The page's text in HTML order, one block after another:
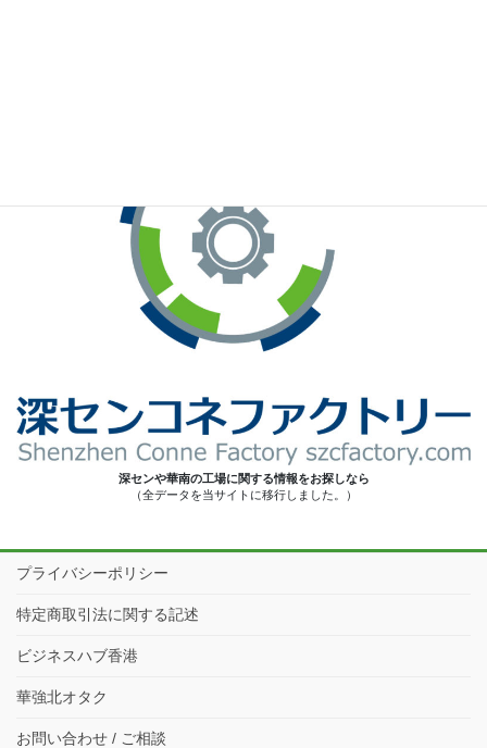
深センや華南の工場に関する情報をお探しなら
（全データを当サイトに移行しました。）
プライバシーポリシー
特定商取引法に関する記述
ビジネスハブ香港
華強北オタク
お問い合わせ / ご相談